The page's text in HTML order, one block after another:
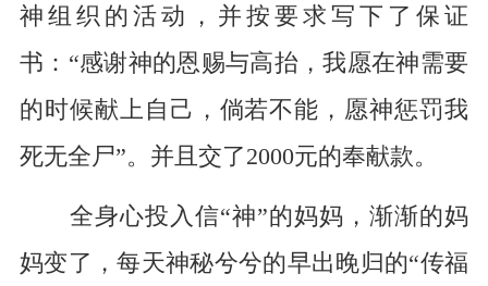
神组织的活动，并按要求写下了保证
书：“感谢神的恩赐与高抬，我愿在神需要
的时候献上自己，倘若不能，愿神惩罚我
死无全尸”。并且交了2000元的奉献款。
全身心投入信“神”的妈妈，渐渐的妈
妈变了，每天神秘兮兮的早出晚归的“传福